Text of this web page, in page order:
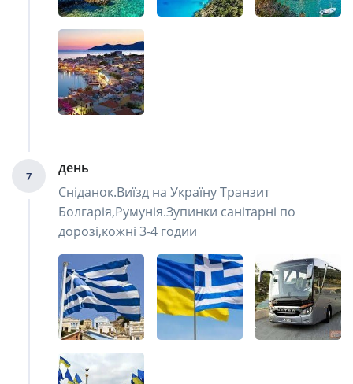
7
день
Сніданок.Виїзд на Україну Транзит
Болгарія,Румунія.Зупинки санітарні по
дорозі,кожні 3-4 годии